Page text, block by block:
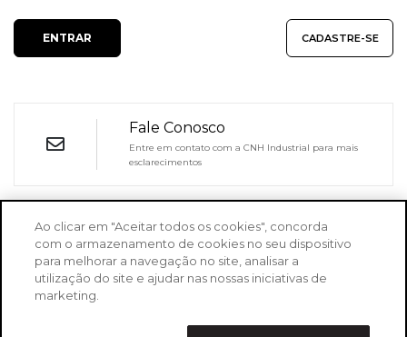
ENTRAR CADASTRE-SE
Fale Conosco
Entre em contato com a CNH Industrial para mais
esclarecimentos
TERMOS DE USO POLÍTICA DE PRIVACIDADE
SOBRE CNH TOOLS
Ao clicar em "Aceitar todos os cookies", concorda
com o armazenamento de cookies no seu dispositivo
para melhorar a navegação no site, analisar a
utilização do site e ajudar nas nossas iniciativas de
marketing.